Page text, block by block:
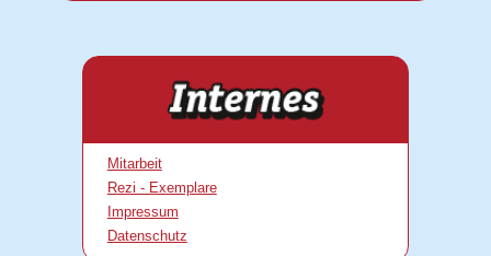
Mitarbeit
Rezi - Exemplare
Impressum
Datenschutz